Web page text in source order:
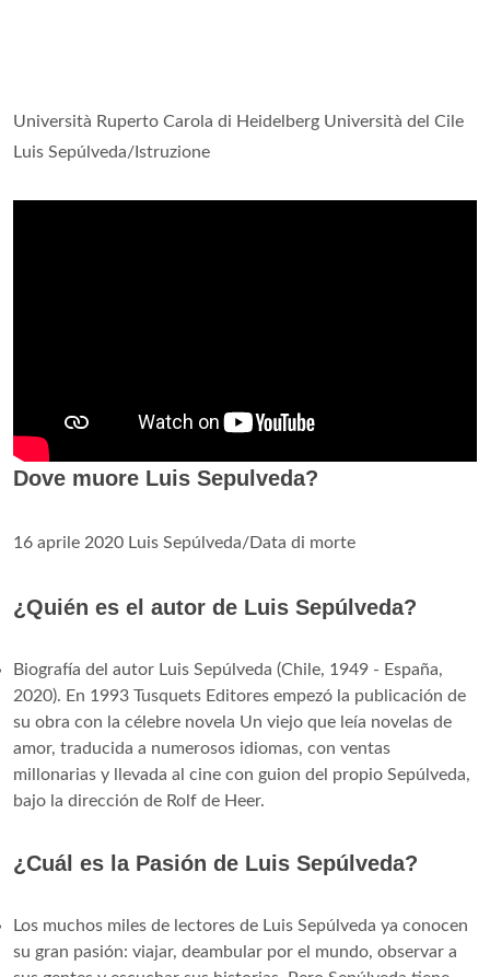
Università Ruperto Carola di Heidelberg Università del Cile
Luis Sepúlveda/Istruzione
Dove muore Luis Sepulveda?
16 aprile 2020 Luis Sepúlveda/Data di morte
¿Quién es el autor de Luis Sepúlveda?
Biografía del autor Luis Sepúlveda (Chile, 1949 - España,
2020). En 1993 Tusquets Editores empezó la publicación de
su obra con la célebre novela Un viejo que leía novelas de
amor, traducida a numerosos idiomas, con ventas
millonarias y llevada al cine con guion del propio Sepúlveda,
bajo la dirección de Rolf de Heer.
¿Cuál es la Pasión de Luis Sepúlveda?
Los muchos miles de lectores de Luis Sepúlveda ya conocen
su gran pasión: viajar, deambular por el mundo, observar a